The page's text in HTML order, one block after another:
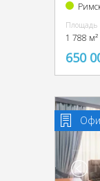
Площадь
1 788 м²
650